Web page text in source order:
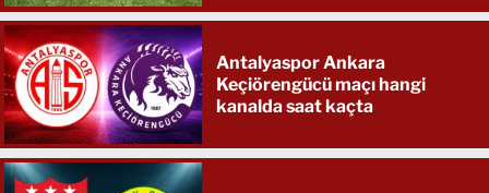
Antalyaspor Ankara
Keçiörengücü maçı hangi
kanalda saat kaçta